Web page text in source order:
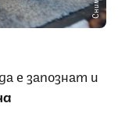
е запознат и